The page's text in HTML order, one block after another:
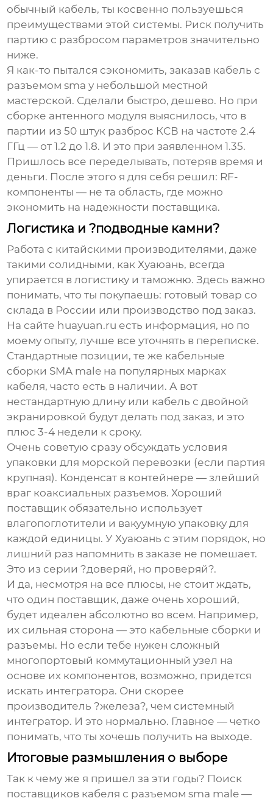
обычный кабель, ты косвенно пользуешься
преимуществами этой системы. Риск получить
партию с разбросом параметров значительно
ниже.
Я как-то пытался сэкономить, заказав кабель с
разъемом sma у небольшой местной
мастерской. Сделали быстро, дешево. Но при
сборке антенного модуля выяснилось, что в
партии из 50 штук разброс КСВ на частоте 2.4
ГГц — от 1.2 до 1.8. И это при заявленном 1.35.
Пришлось все переделывать, потеряв время и
деньги. После этого я для себя решил: RF-
компоненты — не та область, где можно
экономить на надежности поставщика.
Логистика и ?подводные камни?
Работа с китайскими производителями, даже
такими солидными, как Хуаюань, всегда
упирается в логистику и таможню. Здесь важно
понимать, что ты покупаешь: готовый товар со
склада в России или производство под заказ.
На сайте huayuan.ru есть информация, но по
моему опыту, лучше все уточнять в переписке.
Стандартные позиции, те же кабельные
сборки SMA male на популярных марках
кабеля, часто есть в наличии. А вот
нестандартную длину или кабель с двойной
экранировкой будут делать под заказ, и это
плюс 3-4 недели к сроку.
Очень советую сразу обсуждать условия
упаковки для морской перевозки (если партия
крупная). Конденсат в контейнере — злейший
враг коаксиальных разъемов. Хороший
поставщик обязательно использует
влагопоглотители и вакуумную упаковку для
каждой единицы. У Хуаюань с этим порядок, но
лишний раз напомнить в заказе не помешает.
Это из серии ?доверяй, но проверяй?.
И да, несмотря на все плюсы, не стоит ждать,
что один поставщик, даже очень хороший,
будет идеален абсолютно во всем. Например,
их сильная сторона — это кабельные сборки и
разъемы. Но если тебе нужен сложный
многопортовый коммутационный узел на
основе их компонентов, возможно, придется
искать интегратора. Они скорее
производитель ?железа?, чем системный
интегратор. И это нормально. Главное — четко
понимать, что ты хочешь получить на выходе.
Итоговые размышления о выборе
Так к чему же я пришел за эти годы? Поиск
поставщиков кабеля с разъемом sma male —